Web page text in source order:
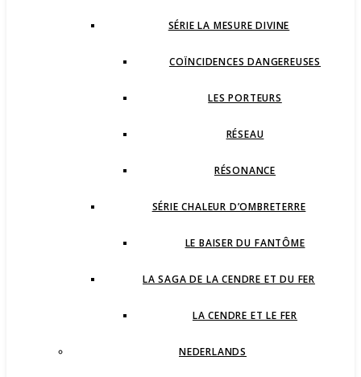
SÉRIE LA MESURE DIVINE
COÏNCIDENCES DANGEREUSES
LES PORTEURS
RÉSEAU
RÉSONANCE
SÉRIE CHALEUR D’OMBRETERRE
LE BAISER DU FANTÔME
LA SAGA DE LA CENDRE ET DU FER
LA CENDRE ET LE FER
NEDERLANDS